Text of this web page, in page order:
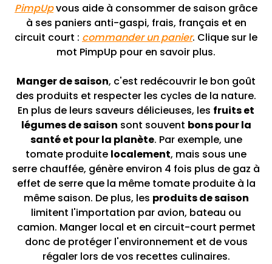
PimpUpvous aide à consommer de saison grâce
à ses paniers anti-gaspi, frais, français et en
circuit court : commander un panier. Clique sur le
mot PimpUp pour en savoir plus.
Manger de saison, c'est redécouvrir le bon goût
des produits et respecter les cycles de la nature.
En plus de leurs saveurs délicieuses, les fruits et
légumes de saison sont souvent bons pour la
santé et pour la planète. Par exemple, une
tomate produite localement, mais sous une
serre chauffée, génère environ 4 fois plus de gaz à
effet de serre que la même tomate produite à la
même saison. De plus, les produits de saison
limitent l'importation par avion, bateau ou
camion. Manger local et en circuit-court permet
donc de protéger l'environnement et de vous
régaler lors de vos recettes culinaires.